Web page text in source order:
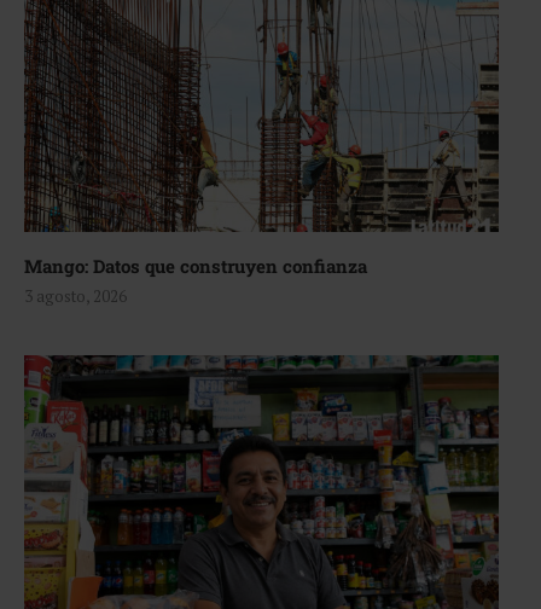
Mango: Datos que construyen confianza
3 agosto, 2026